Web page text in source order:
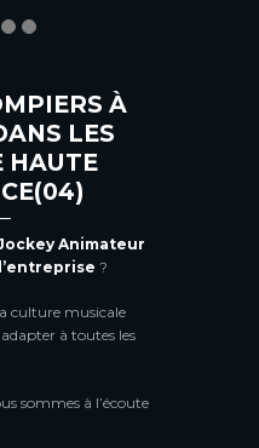
À
LES
HAUTE
Animateur
?
culture musicale
à toutes les
sommes à l’écoute